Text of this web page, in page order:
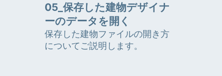
05_保存した建物デザイナ
ーのデータを開く
保存した建物ファイルの開き方
についてご説明します。